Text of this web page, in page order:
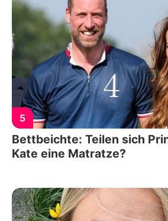
5
Bettbeichte: Teilen sich
Kate eine Matratze?